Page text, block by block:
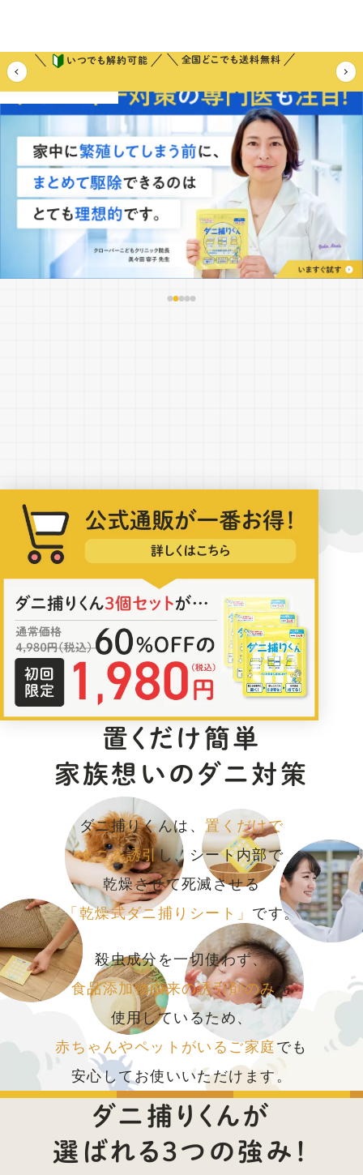
いつでも解約可能 全国どこでも送料無料
置くだけ簡単
家族想いのダニ対策
ダニ捕りくんは、置くだけで
ダニを誘引し、 シート内部で
乾燥させて死滅させる
「乾燥式ダニ捕りシート」 です。
殺虫成分を一切使わず、
食品添加物由来の誘引剤のみを
使用しているため、
赤ちゃんやペットがいるご家庭 でも
安心してお使いいただけます。
ダニ捕りくんが
選ばれる3つの強み！